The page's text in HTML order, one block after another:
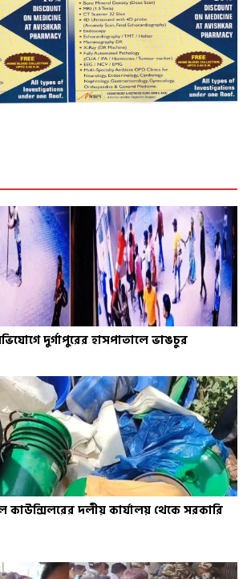
দুর্গাপুরের হাসপাতালে ভাঙচুর
কাউন্সিলরের দলীয় কার্যালয় থেকে সরকারি